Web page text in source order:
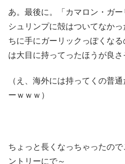
あ。最後に。「カマロン・ガ
シュリンプに殻はついてなか
ちに手にガーリックっぽくな
は大目に持ってったほうが良さ
（え、海外には持ってくの普
ーｗｗｗ）
ちょっと長くなっちゃったの
ントリーにで～